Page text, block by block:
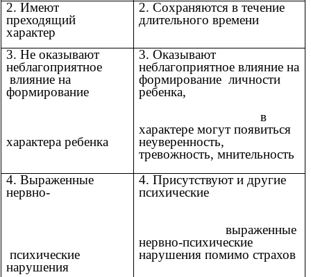
2. Имеют
преходящий
характер
2. Сохраняются в течение
длительного времени
3. Не оказывают
неблагоприятное
влияние на
формирование
характера ребенка
3. Оказывают
неблагоприятное влияние на
формирование личности
ребенка,
в
характере могут появиться
неуверенность,
тревожность, мнительность
4. Выраженные
нервно-
психические
нарушения
4. Присутствуют и другие
психические
выраженные
нервно-психические
нарушения помимо страхов